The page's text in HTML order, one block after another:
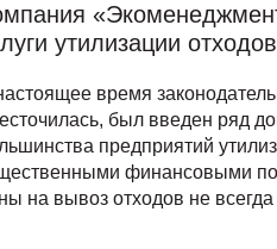
утилизации
время
был введен ряд
предприятий
финансовыми
на вывоз отходов не